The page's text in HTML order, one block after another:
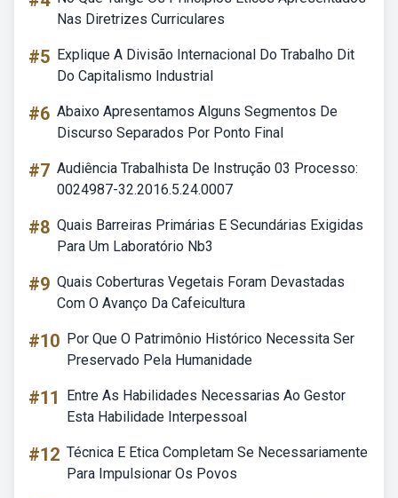
Nas Diretrizes Curriculares
#5 Explique A Divisão Internacional Do Trabalho Dit
Do Capitalismo Industrial
#6 Abaixo Apresentamos Alguns Segmentos De
Discurso Separados Por Ponto Final
#7 Audiência Trabalhista De Instrução 03 Processo:
0024987-32.2016.5.24.0007
#8 Quais Barreiras Primárias E Secundárias Exigidas
Para Um Laboratório Nb3
#9 Quais Coberturas Vegetais Foram Devastadas
Com O Avanço Da Cafeicultura
#10 Por Que O Patrimônio Histórico Necessita Ser
Preservado Pela Humanidade
#11
Entre As Habilidades Necessarias Ao Gestor
Esta Habilidade Interpessoal
#12 Técnica E Etica Completam Se Necessariamente
Para Impulsionar Os Povos